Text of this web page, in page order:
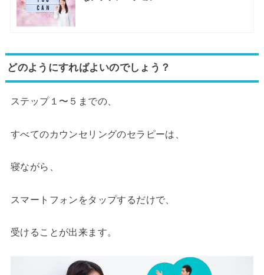
どのようにすればよいのでしょう？
ステップ１〜５までの、
すべてのカウンセリングのセラピーは、
寝ながら、
スマートフォンをタップするだけで、
受けることが出来ます。